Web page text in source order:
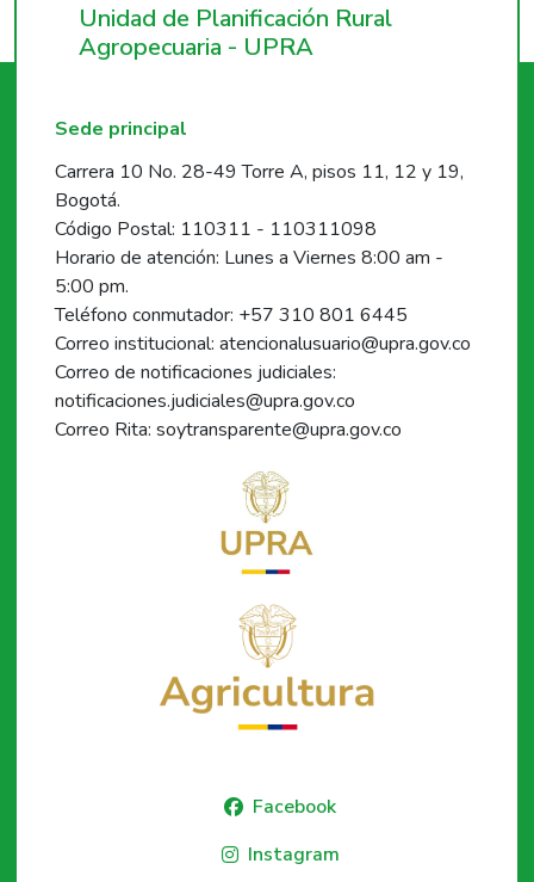
Unidad de Planificación Rural
Agropecuaria - UPRA
Sede principal
Carrera 10 No. 28-49 Torre A, pisos 11, 12 y 19,
Bogotá.
Código Postal: 110311 - 110311098
Horario de atención: Lunes a Viernes 8:00 am -
5:00 pm.
Teléfono conmutador: +57 310 801 6445
Correo institucional: atencionalusuario@upra.gov.co
Correo de notificaciones judiciales:
notificaciones.judiciales@upra.gov.co
Correo Rita: soytransparente@upra.gov.co
Facebook
Instagram